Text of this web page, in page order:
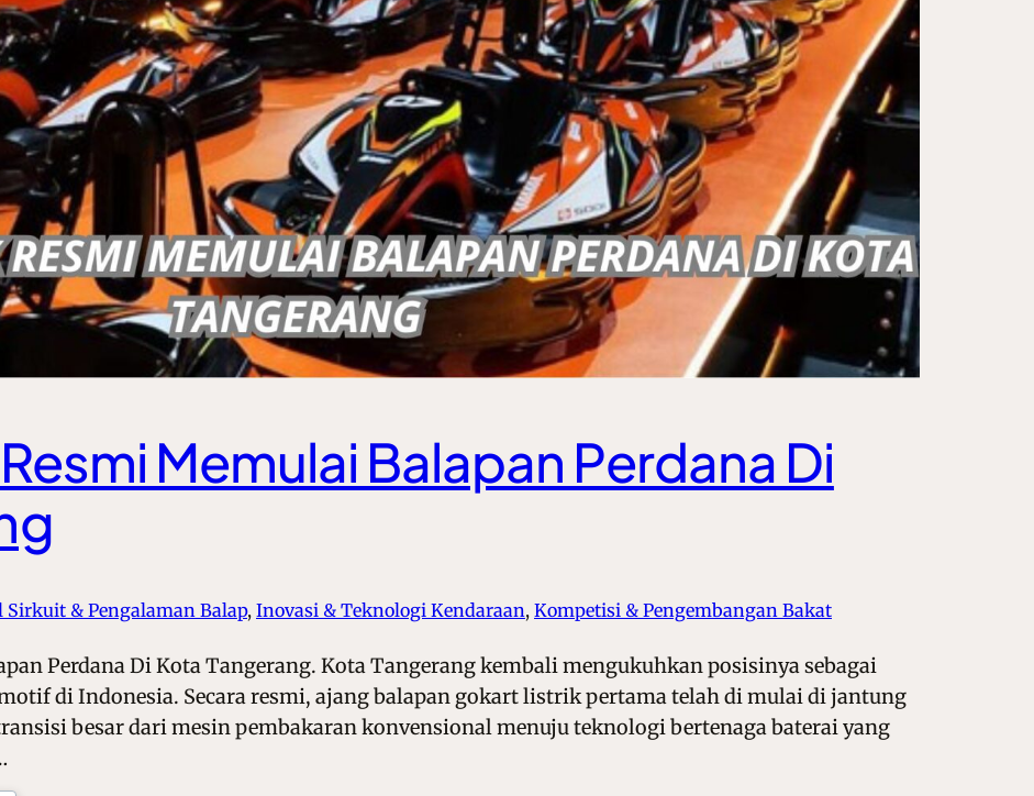
Memulai Balapan Perdana Di
Sirkuit & Pengalaman Balap, Inovasi & Teknologi Kendaraan, Kompetisi & Pengembangan Bakat
Perdana Di Kota Tangerang. Kota Tangerang kembali mengukuhkan posisinya sebagai
di Indonesia. Secara resmi, ajang balapan gokart listrik pertama telah di mulai di jantung
besar dari mesin pembakaran konvensional menuju teknologi bertenaga baterai yang